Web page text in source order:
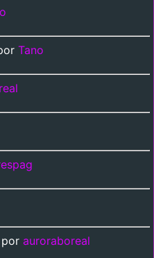
Tano
por auroraboreal